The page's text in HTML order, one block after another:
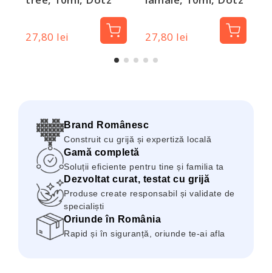
27,80 lei
27,80 lei
Brand Românesc
Construit cu grijă și expertiză locală
Gamă completă
Soluții eficiente pentru tine și familia ta
Dezvoltat curat, testat cu grijă
Produse create responsabil și validate de
specialiști
Oriunde în România
Rapid și în siguranță, oriunde te-ai afla